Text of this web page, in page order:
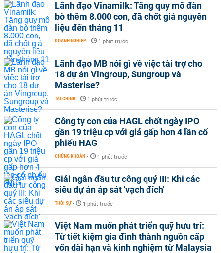
Lãnh đạo Vinamilk: Tăng quy mô đàn
bò thêm 8.000 con, đã chốt giá nguyên
liệu đến tháng 11
DOANH NGHIỆP - 1 phút trước
Lãnh đạo MB nói gì về việc tài trợ cho
18 dự án Vingroup, Sungroup và
Masterise?
TÀI CHÍNH - 1 phút trước
Công ty con của HAGL chốt ngày IPO
gần 19 triệu cp với giá gấp hơn 4 lần cổ
phiếu HAG
CHỨNG KHOÁN - 1 phút trước
Giải ngân đầu tư công quý III: Khi các
siêu dự án áp sát 'vạch đích'
THỜI SỰ - 1 phút trước
Việt Nam muốn phát triển quỹ hưu trí:
Từ tiết kiệm gia đình thành nguồn cấp
vốn dài hạn và kinh nghiệm từ Malaysia